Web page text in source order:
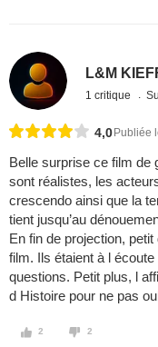
L&M
1 critique
4,0 Publiée
Belle surprise ce film de
sont réalistes, les
crescendo ainsi que la
tient jusqu’au
En fin de projection,
film. Ils étaient à l
questions. Petit plus, l
d Histoire pour ne pas
2 2